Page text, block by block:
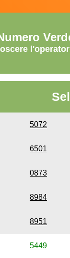
5072
6501
0873
8984
8951
5449